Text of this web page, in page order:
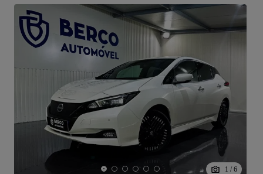
1 / 6